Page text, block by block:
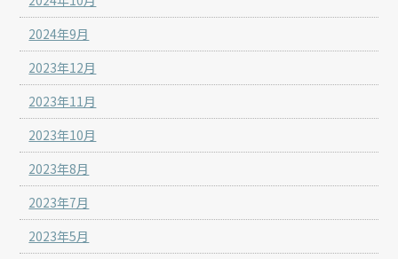
2024年9月
2023年12月
2023年11月
2023年10月
2023年8月
2023年7月
2023年5月